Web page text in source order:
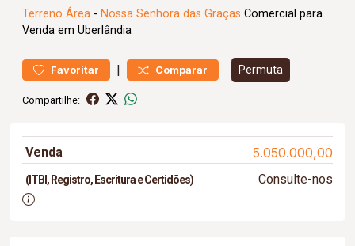
Terreno Área - Nossa Senhora das Graças Comercial para
Venda em Uberlândia
Favoritar | Comparar Permuta
Compartilhe:
Venda 5.050.000,00
(ITBI, Registro, Escritura e Certidões) Consulte-nos